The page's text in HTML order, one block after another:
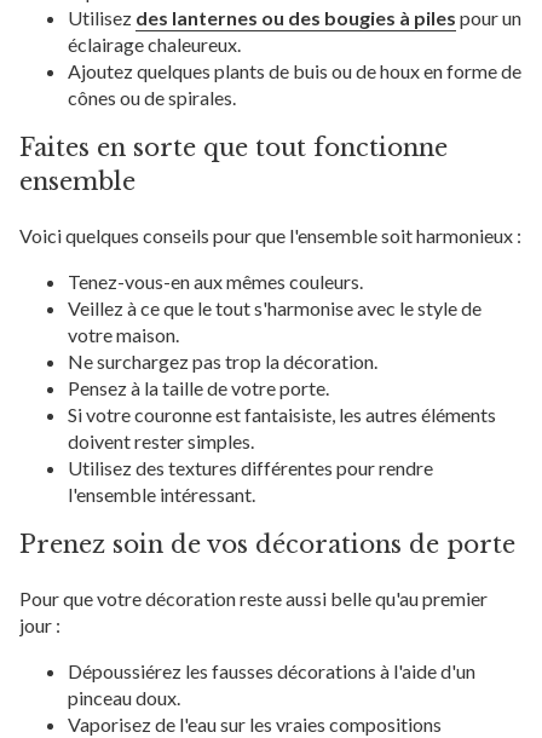
Utilisez des lanternes ou des bougies à piles pour un
éclairage chaleureux.
Ajoutez quelques plants de buis ou de houx en forme de
cônes ou de spirales.
Faites en sorte que tout fonctionne
ensemble
Voici quelques conseils pour que l'ensemble soit harmonieux :
Tenez-vous-en aux mêmes couleurs.
Veillez à ce que le tout s'harmonise avec le style de
votre maison.
Ne surchargez pas trop la décoration.
Pensez à la taille de votre porte.
Si votre couronne est fantaisiste, les autres éléments
doivent rester simples.
Utilisez des textures différentes pour rendre
l'ensemble intéressant.
Prenez soin de vos décorations de porte
Pour que votre décoration reste aussi belle qu'au premier
jour :
Dépoussiérez les fausses décorations à l'aide d'un
pinceau doux.
Vaporisez de l'eau sur les vraies compositions